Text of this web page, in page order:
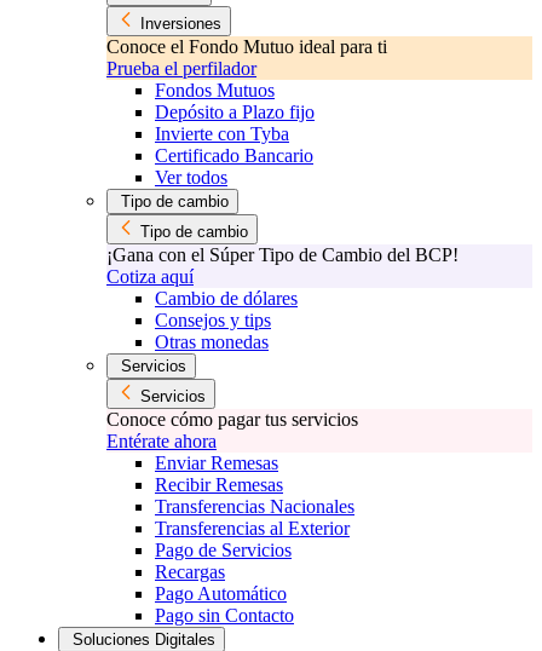
Inversiones
Conoce el Fondo Mutuo ideal para ti
Prueba el perfilador
Fondos Mutuos
Depósito a Plazo fijo
Invierte con Tyba
Certificado Bancario
Ver todos
Tipo de cambio
Tipo de cambio
¡Gana con el Súper Tipo de Cambio del BCP!
Cotiza aquí
Cambio de dólares
Consejos y tips
Otras monedas
Servicios
Servicios
Conoce cómo pagar tus servicios
Entérate ahora
Enviar Remesas
Recibir Remesas
Transferencias Nacionales
Transferencias al Exterior
Pago de Servicios
Recargas
Pago Automático
Pago sin Contacto
Soluciones Digitales